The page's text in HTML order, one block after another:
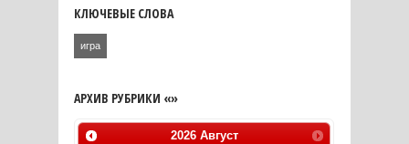
КЛЮЧЕВЫЕ СЛОВА
игра
АРХИВ РУБРИКИ «»
2026 Август